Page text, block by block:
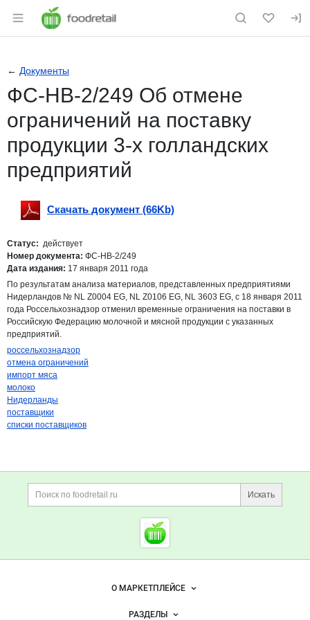
Раздел навигации по сайту
← Документы
ФС-НВ-2/249 Об отмене
ограничений на поставку
продукции 3-х голландских
предприятий
Скачать документ (66Kb)
Статус: действует
Номер документа: ФС-НВ-2/249
Дата издания: 17 января 2011 года
По результатам анализа материалов, представленных предприятиями
Нидерландов № NL Z0004 EG, NL Z0106 EG, NL 3603 EG, с 18 января 2011
года Россельхознадзор отменил временные ограничения на поставки в
Российскую Федерацию молочной и мясной продукции с указанных
предприятий.
россельхознадзор
отмена ограничений
импорт мяса
молоко
Нидерланды
поставщики
списки поставщиков
Дополнительная информация
Поиск по сайту и
Искать
Cсылки на полезные
Foodretail.ru
— продукты
Важные разделы и контакты
Навигация по сайтуО МАРКЕТПЛЕЙСЕ
Новости Foodretail.ru
РАЗДЕЛЫ